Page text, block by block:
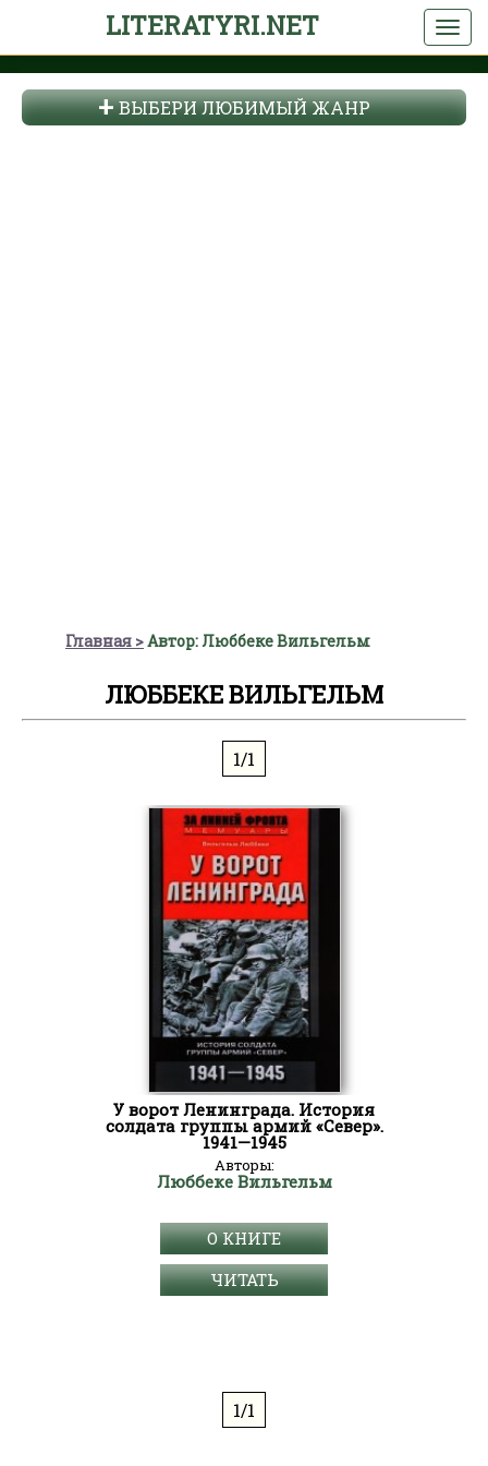
LITERATYRI.NET
ВЫБЕРИ ЛЮБИМЫЙ ЖАНР
Главная Автор: Люббеке Вильгельм
ЛЮББЕКЕ ВИЛЬГЕЛЬМ
1/1
У ворот Ленинграда. История
солдата группы армий «Север».
1941—1945
Авторы:
Люббеке Вильгельм
О КНИГЕ
ЧИТАТЬ
1/1